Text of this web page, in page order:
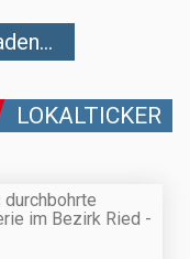
LOKALTICKER
im Bezirk Ried -